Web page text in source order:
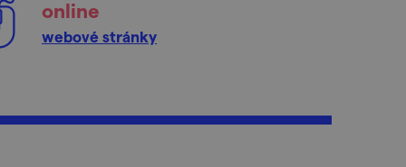
online
webové stránky